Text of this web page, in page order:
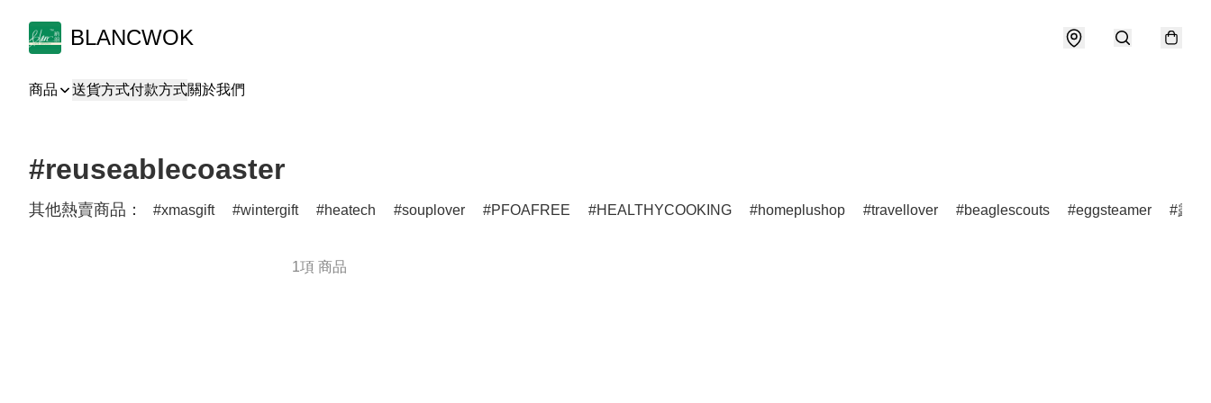
BLANCWOK
商品 送貨方式付款方式關於我們
#reuseablecoaster
其他熱賣商品： xmasgift wintergift heatech souplover PFOAFREE HEALTHYCOOKING homeplushop travellover beaglescouts eggsteamer 露營
1項 商品